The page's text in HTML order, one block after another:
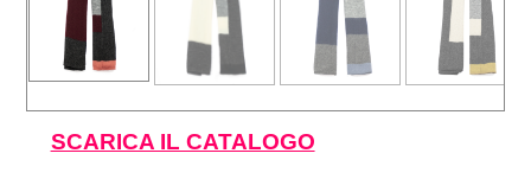
SCARICA IL CATALOGO